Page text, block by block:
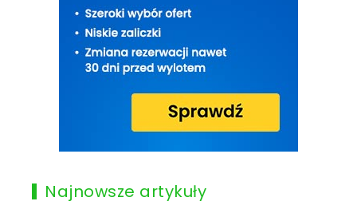
Najnowsze artykuły